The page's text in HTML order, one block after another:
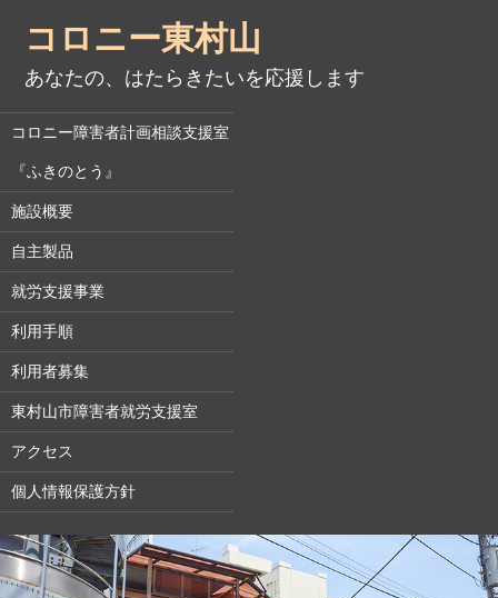
コロニー東村山
あなたの、はたらきたいを応援します
コロニー障害者計画相談支援室
『ふきのとう』
施設概要
自主製品
就労支援事業
利用手順
利用者募集
東村山市障害者就労支援室
アクセス
個人情報保護方針